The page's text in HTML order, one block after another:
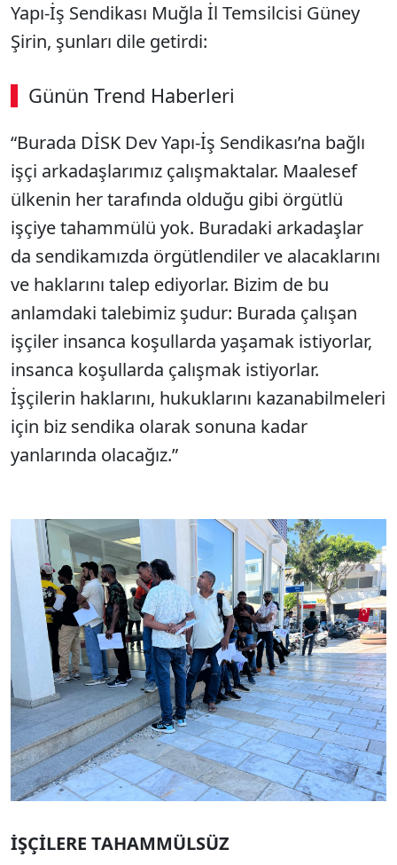
Yapı-İş Sendikası Muğla İl Temsilcisi Güney
Şirin, şunları dile getirdi:
Günün Trend Haberleri
00:02 / 08:43
Sesi Aç
“Burada DİSK Dev Yapı-İş Sendikası’na bağlı
işçi arkadaşlarımız çalışmaktalar. Maalesef
ülkenin her tarafında olduğu gibi örgütlü
işçiye tahammülü yok. Buradaki arkadaşlar
da sendikamızda örgütlendiler ve alacaklarını
ve haklarını talep ediyorlar. Bizim de bu
anlamdaki talebimiz şudur: Burada çalışan
işçiler insanca koşullarda yaşamak istiyorlar,
insanca koşullarda çalışmak istiyorlar.
İşçilerin haklarını, hukuklarını kazanabilmeleri
için biz sendika olarak sonuna kadar
yanlarında olacağız.”
İŞÇİLERE TAHAMMÜLSÜZ